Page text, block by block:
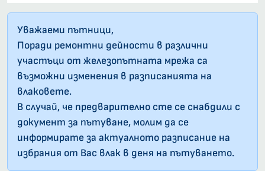
Уважаеми пътници,
Поради ремонтни дейности в различни
участъци от железопътната мрежа са
възможни изменения в разписанията на
влаковете.
В случай, че предварително сте се снабдили с
документ за пътуване, молим да се
информирате за актуалното разписание на
избрания от Вас влак в деня на пътуването.